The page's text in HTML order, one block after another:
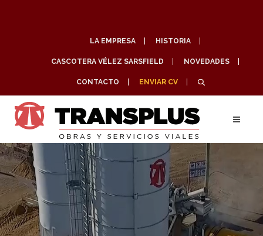
LA EMPRESA HISTORIA
CASCOTERA VÉLEZ SARSFIELD NOVEDADES
CONTACTO ENVIAR CV